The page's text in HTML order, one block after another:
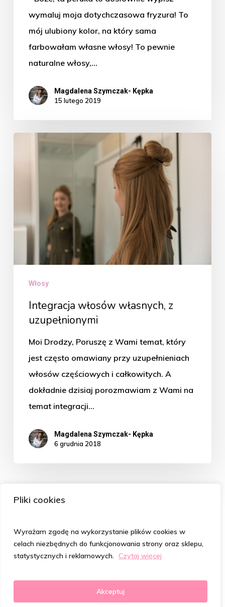
Pliki cookies
Wyrażam zgodę na wykorzystanie plików cookies w
celach niezbędnych do funkcjonowania strony oraz sklepu,
statystycznych i reklamowych. Czytaj więcej
Akceptuj
wymaluj moja dotychczasowa fryzura! To
mój ulubiony kolor, na który sama
farbowałam własne włosy! To pewnie
naturalne włosy,…
Magdalena Szymczak- Kępka
15 lutego 2019
Integracja
włosów
uzupełnionymi
Włosy
Integracja włosów własnych, z
uzupełnionymi
Moi Drodzy, Poruszę z Wami temat, który
jest często omawiany przy uzupełnieniach
włosów częściowych i całkowitych. A
dokładnie dzisiaj porozmawiam z Wami na
temat integracji…
Magdalena Szymczak- Kępka
6 grudnia 2018
© 2026 Psycholog od Włosów | Magdalena Szymczak-